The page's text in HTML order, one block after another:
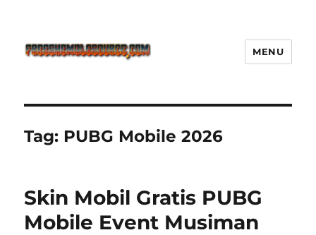
Defense Main Game Ini Pasti
Ketagihan!
MENU
Tag: PUBG Mobile 2026
Skin Mobil Gratis PUBG
Mobile Event Musiman